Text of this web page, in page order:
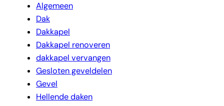
Algemeen
Dak
Dakkapel
Dakkapel renoveren
dakkapel vervangen
Gesloten geveldelen
Gevel
Hellende daken